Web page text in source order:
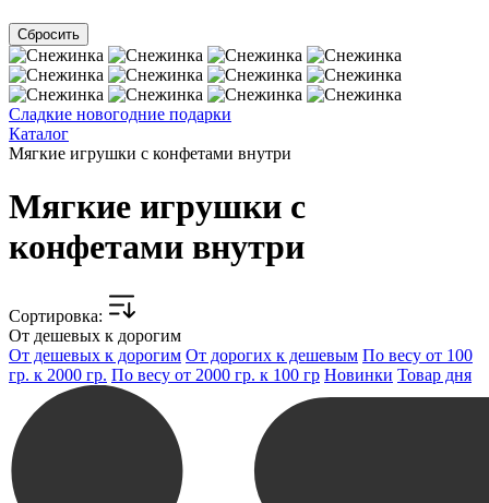
Сладкие новогодние подарки
Каталог
Мягкие игрушки с конфетами внутри
Мягкие игрушки с
конфетами внутри
Cортировка:
От дешевых к дорогим
От дешевых к дорогим От дорогих к дешевым По весу от 100
гр. к 2000 гр. По весу от 2000 гр. к 100 гр Новинки Товар дня